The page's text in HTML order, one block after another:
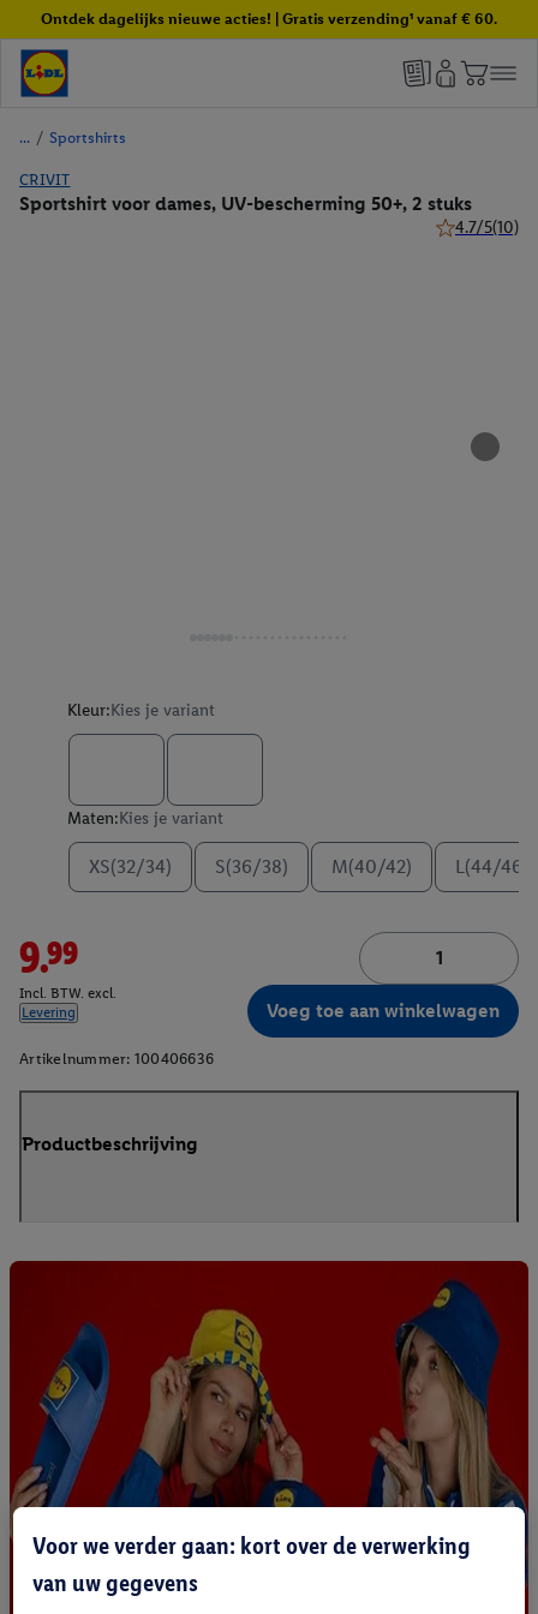
Ontdek dagelijks nieuwe acties! | Gratis verzending¹ vanaf € 60.
/ Sportshirts
CRIVIT
Sportshirt voor dames, UV-bescherming 50+, 2 stuks
4.7/5(10)
Kleur:Kies je variant
Maten:Kies je variant
XS(32/34) S(36/38) M(40/42) L(44/46)
9.99
Incl. BTW. excl.
Levering
Voeg toe aan winkelwagen
Artikelnummer: 100406636
Productbeschrijving
Voor we verder gaan: kort over de verwerking
van uw gegevens